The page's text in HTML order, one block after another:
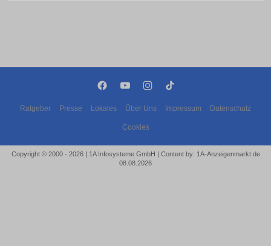
Ratgeber Presse Lokales Über Uns Impressum Datenschutz
Cookies
Copyright © 2000 - 2026 | 1A Infosysteme GmbH | Content by: 1A-Anzeigenmarkt.de
08.08.2026